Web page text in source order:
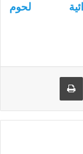
لحوم